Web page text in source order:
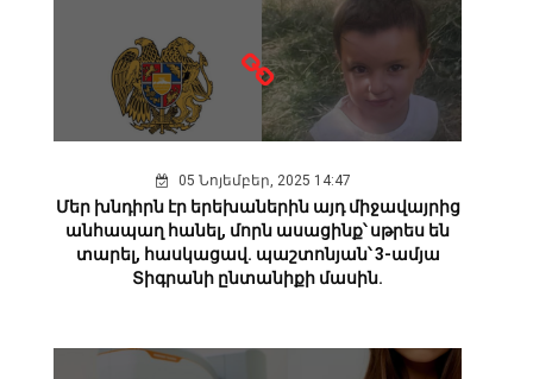
05 Նոյեմբեր, 2025 14:47
Մեր խնդիրն էր երեխաներին այդ միջավայրից
անհապաղ հանել, մորն ասացինք՝ սթրես են
տարել, հասկացավ. պաշտոնյան՝ 3-ամյա
Տիգրանի ընտանիքի մասին.